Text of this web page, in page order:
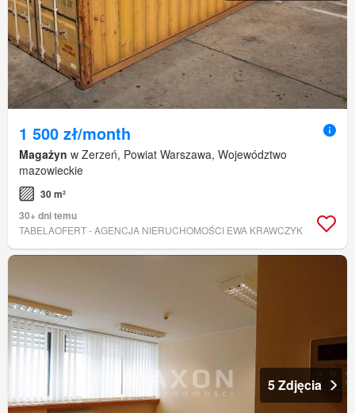
1 500 zł/month
Magażyn w Zerzeń, Powiat Warszawa, Województwo
mazowieckie
30 m²
30+ dni temu
TABELAOFERT - AGENCJA NIERUCHOMOŚCI EWA KRAWCZYK
5 Zdjęcia